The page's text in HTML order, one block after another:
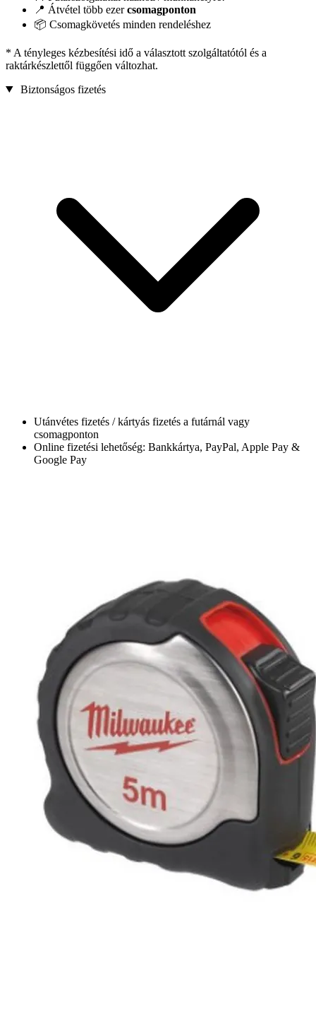
📍 Átvétel több ezercsomagponton
📦 Csomagkövetés minden rendeléshez
* A tényleges kézbesítési idő a választott szolgáltatótól és a
raktárkészlettől függően változhat.
Biztonságos fizetés
Utánvétes fizetés / kártyás fizetés a futárnál vagy
csomagponton
Online fizetési lehetőség: Bankkártya, PayPal, Apple Pay &
Google Pay